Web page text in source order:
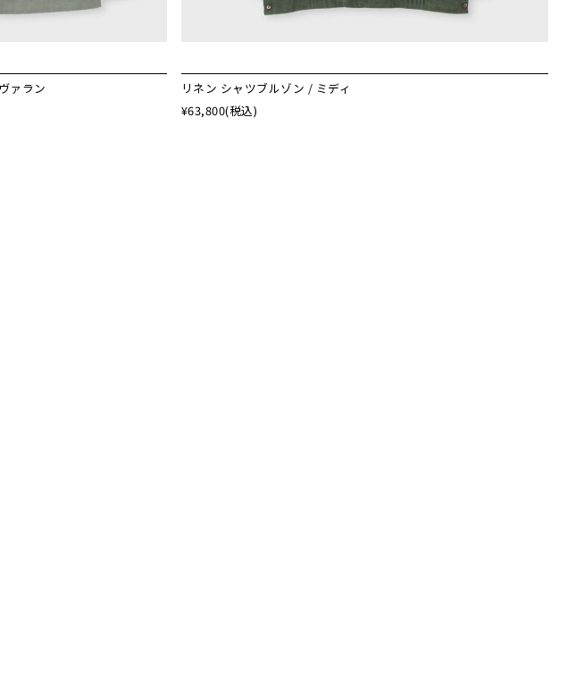
ァラン
リネン シャツブルゾン / ミディ
¥63,800(税込)